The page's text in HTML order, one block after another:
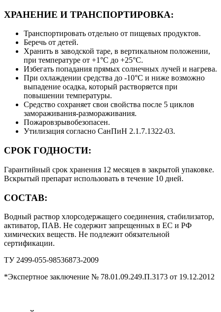
ХРАНЕНИЕ И ТРАНСПОРТИРОВКА:
Транспортировать отдельно от пищевых продуктов.
Беречь от детей.
Хранить в заводской таре, в вертикальном положении,
при температуре от +1°С до +25°С.
Избегать попадания прямых солнечных лучей и нагрева.
При охлаждении средства до -10°С и ниже возможно
выпадение осадка, который растворяется при
повышении температуры.
Средство сохраняет свои свойства после 5 циклов
замораживания-размораживания.
Пожаровзрывобезопасен.
Утилизация согласно СанПиН 2.1.7.1322-03.
СРОК ГОДНОСТИ:
Гарантийный срок хранения 12 месяцев в закрытой упаковке.
Вскрытый препарат использовать в течение 10 дней.
СОСТАВ:
Водный раствор хлорсодержащего соединения, стабилизатор,
активатор, ПАВ. Не содержит запрещенных в ЕС и РФ
химических веществ. Не подлежит обязательной
сертификации.
ТУ 2499-055-98536873-2009
*Экспертное заключение № 78.01.09.249.П.3173 от 19.12.2012